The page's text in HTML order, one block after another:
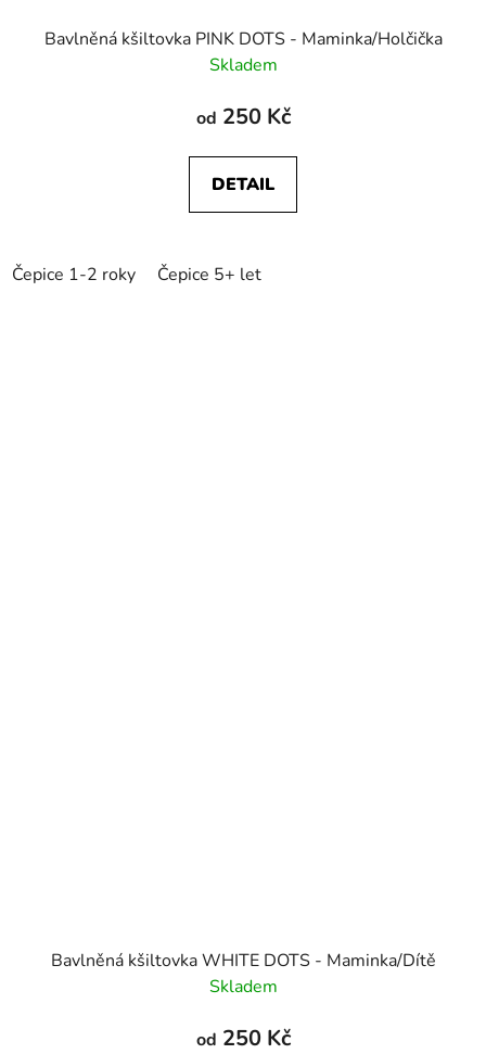
Bavlněná kšiltovka PINK DOTS - Maminka/Holčička
Skladem
od 250 Kč
DETAIL
Čepice 1-2 roky Čepice 5+ let
Bavlněná kšiltovka WHITE DOTS - Maminka/Dítě
Skladem
od 250 Kč